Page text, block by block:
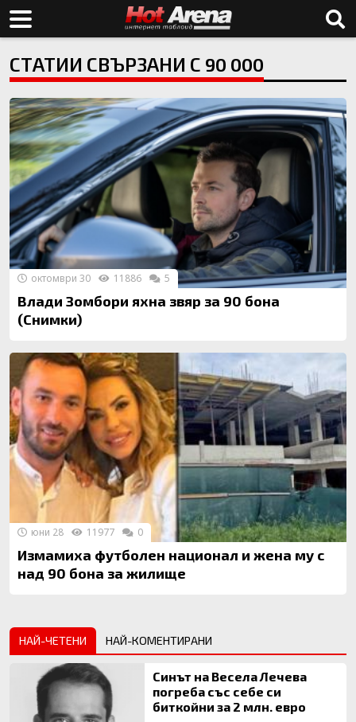
СТАТИИ СВЪРЗАНИ С 90 000
Влади Зомбори яхна звяр за 90 бона
(Снимки)
октомври 30 11886 5
Измамиха футболен национал и жена му с
над 90 бона за жилище
юни 28 11977 0
НАЙ-ЧЕТЕНИ НАЙ-КОМЕНТИРАНИ
Синът на Весела Лечева
погреба със себе си
биткойни за 2 млн. евро